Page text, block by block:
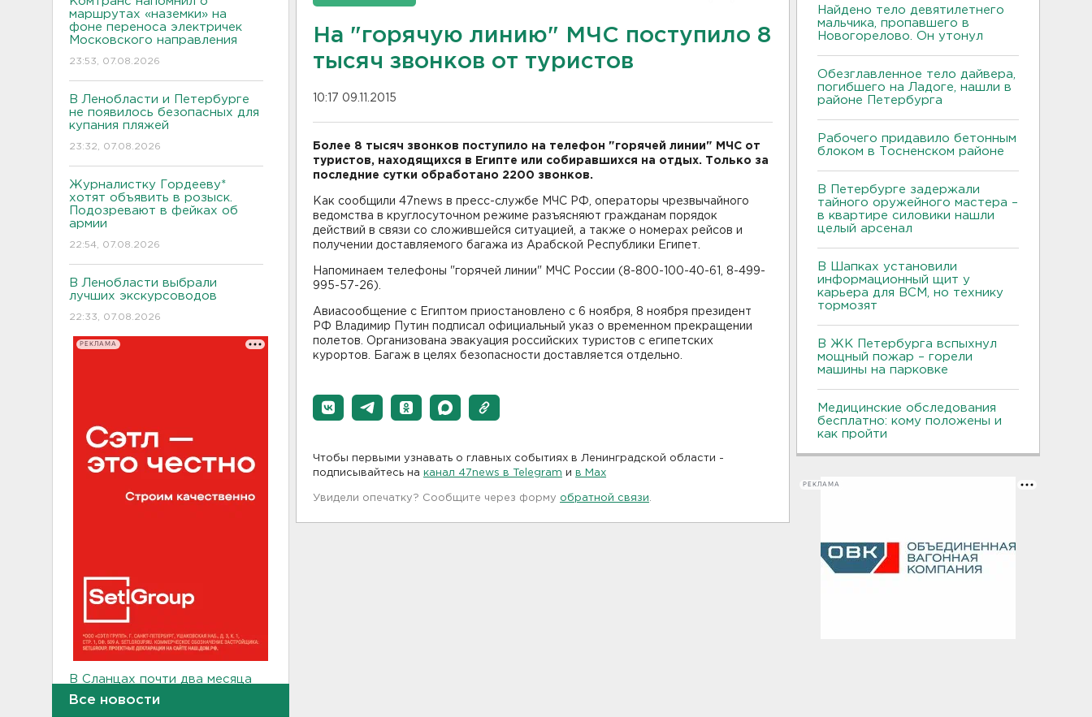
маршрутах «наземки» на
фоне переноса электричек
Московского направления
23:53, 07.08.2026
В Ленобласти и Петербурге
не появилось безопасных для
купания пляжей
23:32, 07.08.2026
Журналистку Гордееву*
хотят объявить в розыск.
Подозревают в фейках об
армии
22:54, 07.08.2026
В Ленобласти выбрали
лучших экскурсоводов
22:33, 07.08.2026
РЕКЛАМА
В Сланцах почти два месяца
Все новости
На "горячую линию" МЧС поступило 8
тысяч звонков от туристов
10:17 09.11.2015
Более 8 тысяч звонков поступило на телефон "горячей линии" МЧС от
туристов, находящихся в Египте или собиравшихся на отдых. Только за
последние сутки обработано 2200 звонков.
Как сообщили 47news в пресс-службе МЧС РФ, операторы чрезвычайного
ведомства в круглосуточном режиме разъясняют гражданам порядок
действий в связи со сложившейся ситуацией, а также о номерах рейсов и
получении доставляемого багажа из Арабской Республики Египет.
Напоминаем телефоны "горячей линии" МЧС России (8-800-100-40-61, 8-499-
995-57-26).
Авиасообщение с Египтом приостановлено с 6 ноября, 8 ноября президент
РФ Владимир Путин подписал официальный указ о временном прекращении
полетов. Организована эвакуация российских туристов с египетских
курортов. Багаж в целях безопасности доставляется отдельно.
Чтобы первыми узнавать о главных событиях в Ленинградской области -
подписывайтесь на канал 47news в Telegram и в Maх
Увидели опечатку? Сообщите через форму обратной связи
Найдено тело девятилетнего
мальчика, пропавшего в
Новогорелово. Он утонул
Обезглавленное тело дайвера,
погибшего на Ладоге, нашли в
районе Петербурга
Рабочего придавило бетонным
блоком в Тосненском районе
В Петербурге задержали
тайного оружейного мастера –
в квартире силовики нашли
целый арсенал
В Шапках установили
информационный щит у
карьера для ВСМ, но технику
тормозят
В ЖК Петербурга вспыхнул
мощный пожар – горели
машины на парковке
Медицинские обследования
бесплатно: кому положены и
как пройти
РЕКЛАМА